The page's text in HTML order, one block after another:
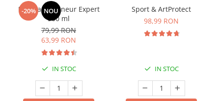
-20% NOU
Manhaē Draineur Expert
500 ml
79,99 RON
63,99 RON
IN STOC
Sport & ArtProtect
98,99 RON
IN STOC